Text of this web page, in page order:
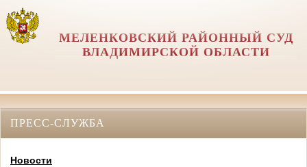
МЕЛЕНКОВСКИЙ РАЙОННЫЙ СУД
ВЛАДИМИРСКОЙ ОБЛАСТИ
ПРЕСС-СЛУЖБА
Новости